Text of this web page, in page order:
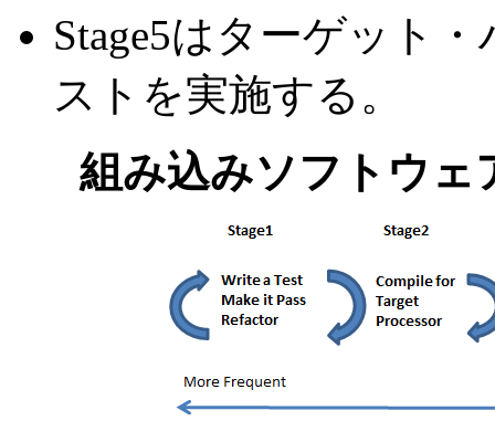
Stage5はターゲット
ストを実施する。
組み込みソフトウェ